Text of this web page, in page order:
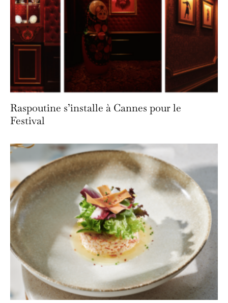
Raspoutine s’installe à Cannes pour le
Festival